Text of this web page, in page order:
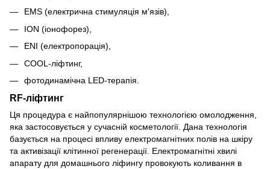
EMS (електрична стимуляція м'язів),
ION (іонофорез),
ENI (електропорація),
COOL-ліфтинг,
фотодинамічна LED-терапія.
RF-ліфтинг
Ця процедура є найпопулярнішою технологією омолодження,
яка застосовується у сучасній косметології. Дана технологія
базується на процесі впливу електромагнітних полів на шкіру
та активізації клітинної регенерації. Електромагнітні хвилі
апарату для домашнього ліфингу провокують коливання в